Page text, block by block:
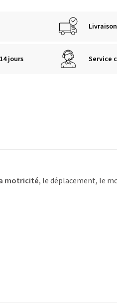
jours Service
motricité, le déplacement, le